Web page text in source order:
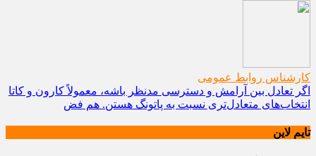
کارشناس روابط عمومی
اگر تعادل بین آرامش و دسترسی مدنظر باشه، معمولاً کارون و کاتا
انتخاب‌های متعادل‌تری نسبت به پاتونگ هستن. هم فض
تایم لاین